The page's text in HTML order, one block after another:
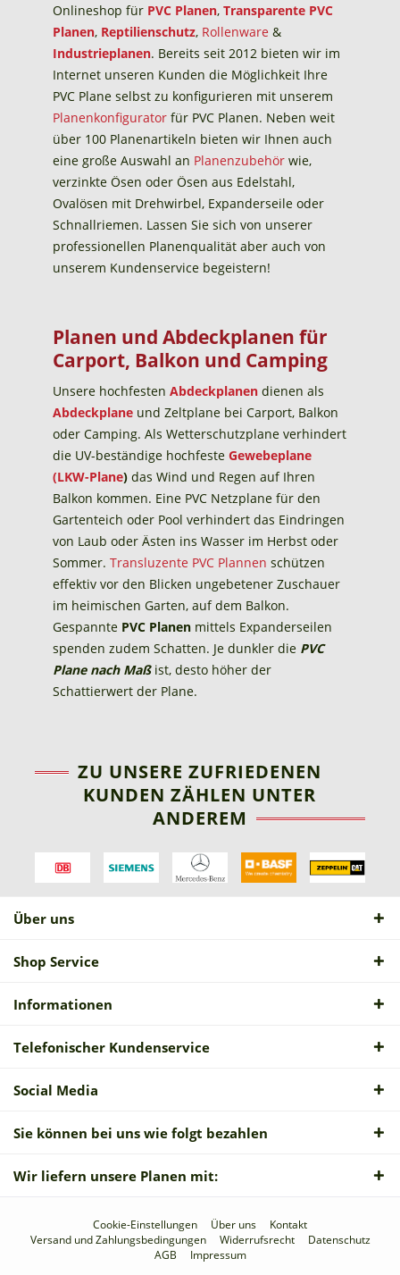
Onlineshop für PVC Planen, Transparente PVC
Planen, Reptilienschutz, Rollenware &
Industrieplanen. Bereits seit 2012 bieten wir im
Internet unseren Kunden die Möglichkeit Ihre
PVC Plane selbst zu konfigurieren mit unserem
Planenkonfiguratorfür PVC Planen. Neben weit
über 100 Planenartikeln bieten wir Ihnen auch
eine große Auswahl an Planenzubehörwie,
verzinkte Ösen oder Ösen aus Edelstahl,
Ovalösen mit Drehwirbel, Expanderseile oder
Schnallriemen. Lassen Sie sich von unserer
professionellen Planenqualität aber auch von
unserem Kundenservice begeistern!
Planen und Abdeckplanen für
Carport, Balkon und Camping
Unsere hochfesten Abdeckplanen dienen als
Abdeckplaneund Zeltplane bei Carport, Balkon
oder Camping. Als Wetterschutzplane verhindert
die UV-beständige hochfeste Gewebeplane
(LKW-Plane)das Wind und Regen auf Ihren
Balkon kommen. Eine PVC Netzplane für den
Gartenteich oder Pool verhindert das Eindringen
von Laub oder Ästen ins Wasser im Herbst oder
Sommer. Transluzente PVC Plannen schützen
effektiv vor den Blicken ungebetener Zuschauer
im heimischen Garten, auf dem Balkon.
Gespannte PVC Planen mittels Expanderseilen
spenden zudem Schatten. Je dunkler die PVC
Plane nach Maßist, desto höher der
Schattierwert der Plane.
ZU UNSERE ZUFRIEDENEN
KUNDEN ZÄHLEN UNTER
ANDEREM
Über uns
Shop Service
Informationen
Telefonischer Kundenservice
Social Media
Sie können bei uns wie folgt bezahlen
Wir liefern unsere Planen mit:
Cookie-Einstellungen Über uns
Kontakt
Versand und Zahlungsbedingungen
Widerrufsrecht
Datenschutz
AGB
Impressum